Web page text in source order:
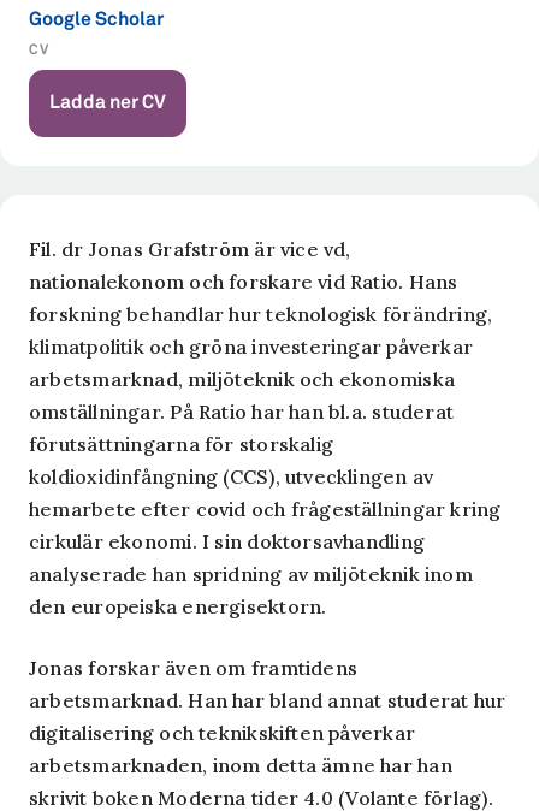
Google Scholar
CV
Ladda ner CV
Fil. dr Jonas Grafström är vice vd,
nationalekonom och forskare vid Ratio. Hans
forskning behandlar hur teknologisk förändring,
klimatpolitik och gröna investeringar påverkar
arbetsmarknad, miljöteknik och ekonomiska
omställningar. På Ratio har han bl.a. studerat
förutsättningarna för storskalig
koldioxidinfångning (CCS), utvecklingen av
hemarbete efter covid och frågeställningar kring
cirkulär ekonomi. I sin doktorsavhandling
analyserade han spridning av miljöteknik inom
den europeiska energisektorn.
Jonas forskar även om framtidens
arbetsmarknad. Han har bland annat studerat hur
digitalisering och teknikskiften påverkar
arbetsmarknaden, inom detta ämne har han
skrivit bokenModerna tider 4.0 (Volante förlag).